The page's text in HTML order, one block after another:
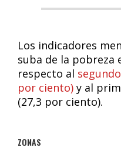
Los indicadores
suba de la pobreza
respecto al
por ciento) y al
(27,3 por ciento).
ZONAS